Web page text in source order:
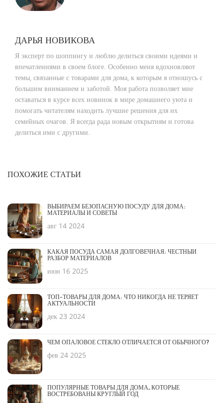
ДАРЬЯ НОВИКОВА
Я эксперт по шоппингу и люблю делиться своими идеями и
впечатлениями в своем блоге. Особенно меня вдохновляют
темы, связанные с товарами для дома, к которым я отношусь с
большим вниманием и заботой. Моя работа позволяет мне
оставаться в курсе всех новинок в мире домашнего уюта и
помогать читателям находить лучшие решения для их
семейных очагов. Я всегда рада новым открытиям и готова
делиться ими с другими.
ПОХОЖИЕ СТАТЬИ
ВЫБИРАЕМ БЕЗОПАСНУЮ ПОСУДУ ДЛЯ ДОМА:
МАТЕРИАЛЫ И СОВЕТЫ
авг 14 2024
КАКАЯ ПОСУДА САМАЯ ДОЛГОВЕЧНАЯ: ЧЕСТНЫЙ
РАЗБОР МАТЕРИАЛОВ
июн 16 2025
ТОП-ТОВАРЫ ДЛЯ ДОМА: ЧТО НИКОГДА НЕ ТЕРЯЕТ
АКТУАЛЬНОСТИ
дек 23 2024
ЧЕМ ОПАЛОВОЕ СТЕКЛО ОТЛИЧАЕТСЯ ОТ ОБЫЧНОГО?
фев 24 2025
ПОПУЛЯРНЫЕ ТОВАРЫ ДЛЯ ДОМА, КОТОРЫЕ
ВОСТРЕБОВАНЫ КРУГЛЫЙ ГОД